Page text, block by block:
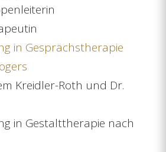
in Gesprächstherapie
Kreidler-Roth und Dr.
in Gestalttherapie nach